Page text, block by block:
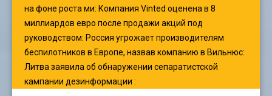
на фоне роста ми: Компания Vinted оценена в 8
миллиардов евро после продажи акций под
руководством: Россия угрожает производителям
беспилотников в Европе, назвав компанию в Вильнюс:
Литва заявила об обнаружении сепаратистской
кампании дезинформации :